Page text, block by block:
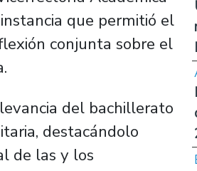
que permitió el
conjunta sobre el
del bachillerato
destacándolo
de las y los